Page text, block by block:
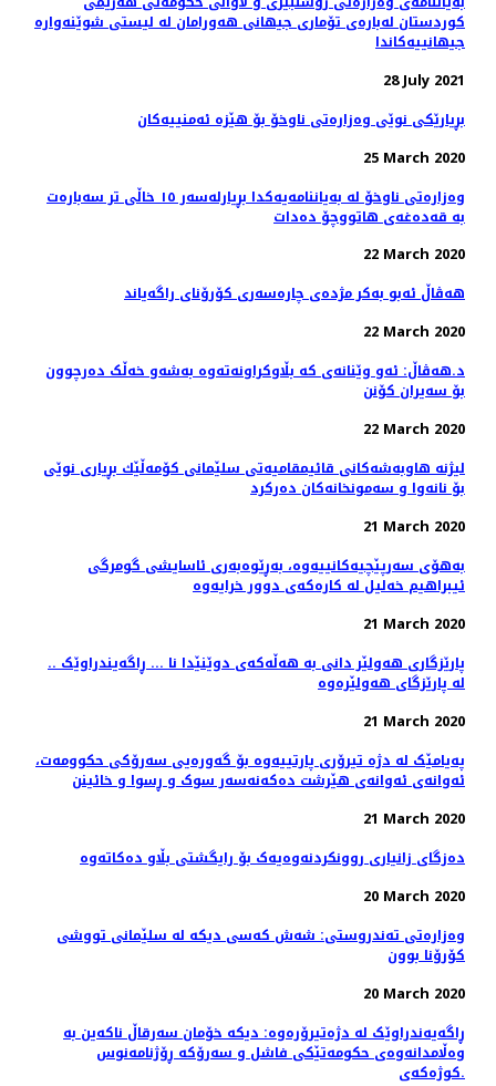
کوردستان لەبارەی تۆماری جیهانی هەورامان لە لیستی شوێنەوارە
جیهانییەکاندا
28 July 2021
بڕیارێكی نوێی وەزارەتی ناوخۆ بۆ هێزە ئەمنییەكان
25 March 2020
وەزارەتی ناوخۆ لە بەیاننامەیەکدا بڕیارلەسەر ١٥ خاڵی تر سەبارەت
بە قەدەغەی هاتووچۆ دەدات
22 March 2020
هه‌ڤاڵ ئه‌بو به‌كر مژده‌ی چاره‌سه‌ری کۆرۆنای راگه‌یاند
22 March 2020
د.هەڤاڵ: ئەو وێنانەی کە بڵاوکراونەتەوە بەشەو خەڵک دەرچوون
بۆ سەیران کۆنن
22 March 2020
لیژنه‌ هاوبه‌شه‌كانی قائیمقامیه‌تی سلێمانی كۆمه‌ڵێك بڕیاری نوێی
بۆ نانه‌وا و سه‌مونخانه‌كان ده‌ركرد
21 March 2020
بەهۆی سەرپێچیەکانییەوە، بەڕێوەبەری ئاسایشی گومرگی
ئیبراهیم خەلیل لە کارەکەی دوور خرایەوە
21 March 2020
.. پارێزگاری هەولێر دانی بە هەڵەکەی دوێنێدا نا ... ڕاگەیندراوێک
لە پارێزگای هەولێرەوە
21 March 2020
پەیامێک لە دژە تیرۆری پارتییەوە بۆ گەورەیی سەرۆکی حکوومەت،
ئەوانەی ئەوانەی هێرشت دەکەنەسەر سوک و ڕسوا و خائینن
21 March 2020
دەزگای زانیاری روونکردنەوەیەک بۆ رایگشتی بڵاو دەکاتەوە
20 March 2020
وەزارەتی تەندروستی: شەش كەسی دیكە لە سلێمانی تووشی
كۆرۆنا بوون
20 March 2020
ڕاگەیەندراوێک لە دژەتیرۆرەوە: دیکە خۆمان سەرقاڵ ناکەین بە
وەڵامدانەوەی حکومەتێکی فاشل و سەرۆکە ڕۆژنامەنوس
کوژەکەی.